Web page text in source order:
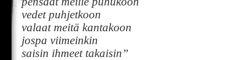
vedet puhjetkoon
valaat meitä kantakoon
jospa viimeinkin
saisin ihmeet takaisin”